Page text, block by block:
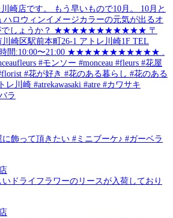
崎店です。 もう早いもので10月。 10月と
ロウィンイメージカラーの元気が出るオ
がでしょうか？ ★★★★★★★★★★★ 〒
川崎区駅前本町26-1 アトレ川崎1F TEL
業時間:10:00〜21:00 ★★★★★★★★★★★ .
#モンソー #monceau #fleurs #花屋
#花が好き #花のある暮らし #花のある
川崎 #atrekawasaki #atre #カワサキ
ラ
飾って頂きたい #ミニブーケ♪ #ガーベラ
ドライフラワーのリースが入荷しており